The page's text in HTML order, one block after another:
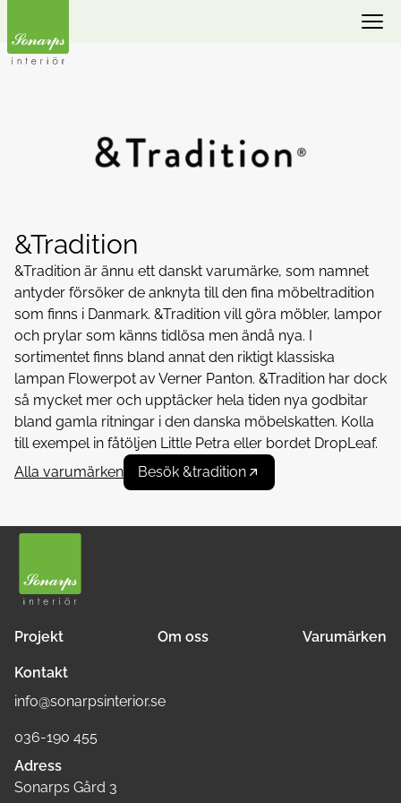
&Tradition
&Tradition är ännu ett danskt varumärke, som namnet
antyder försöker de anknyta till den fina möbeltradition
som finns i Danmark. &Tradition vill göra möbler, lampor
och prylar som känns tidlösa men ändå nya. I
sortimentet finns bland annat den riktigt klassiska
lampan Flowerpot av Verner Panton. &Tradition har dock
så mycket mer och upptäcker hela tiden nya godbitar
bland gamla ritningar i den danska möbelskatten. Kolla
till exempel in fåtöljen Little Petra eller bordet DropLeaf.
Alla varumärken
Besök &tradition
Projekt Om oss Varumärken
Kontakt
info@sonarpsinterior.se
036-190 455
Adress
Sonarps Gård 3